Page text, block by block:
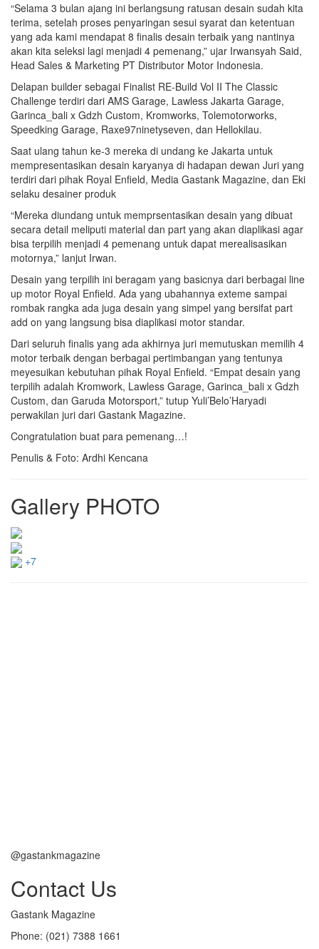
“Selama 3 bulan ajang ini berlangsung ratusan desain sudah kita
terima, setelah proses penyaringan sesui syarat dan ketentuan
yang ada kami mendapat 8 finalis desain terbaik yang nantinya
akan kita seleksi lagi menjadi 4 pemenang,” ujar Irwansyah Said,
Head Sales & Marketing PT Distributor Motor Indonesia.
Delapan builder sebagai Finalist RE-Build Vol II The Classic
Challenge terdiri dari AMS Garage, Lawless Jakarta Garage,
Garinca_bali x Gdzh Custom, Kromworks, Tolemotorworks,
Speedking Garage, Raxe97ninetyseven, dan Hellokilau.
Saat ulang tahun ke-3 mereka di undang ke Jakarta untuk
mempresentasikan desain karyanya di hadapan dewan Juri yang
terdiri dari pihak Royal Enfield, Media Gastank Magazine, dan Eki
selaku desainer produk
“Mereka diundang untuk memprsentasikan desain yang dibuat
secara detail meliputi material dan part yang akan diaplikasi agar
bisa terpilih menjadi 4 pemenang untuk dapat merealisasikan
motornya,” lanjut Irwan.
Desain yang terpilih ini beragam yang basicnya dari berbagai line
up motor Royal Enfield. Ada yang ubahannya exteme sampai
rombak rangka ada juga desain yang simpel yang bersifat part
add on yang langsung bisa diaplikasi motor standar.
Dari seluruh finalis yang ada akhirnya juri memutuskan memilih 4
motor terbaik dengan berbagai pertimbangan yang tentunya
meyesuikan kebutuhan pihak Royal Enfield. “Empat desain yang
terpilih adalah Kromwork, Lawless Garage, Garinca_bali x Gdzh
Custom, dan Garuda Motorsport,” tutup Yuli’Belo’Haryadi
perwakilan juri dari Gastank Magazine.
Congratulation buat para pemenang…!
Penulis & Foto: Ardhi Kencana
Gallery PHOTO
+7
@gastankmagazine
Contact Us
Gastank Magazine
Phone: (021) 7388 1661